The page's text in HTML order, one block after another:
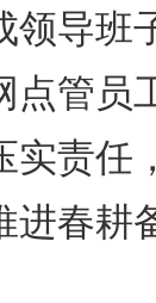
领导班
点管员
实责任
进春耕